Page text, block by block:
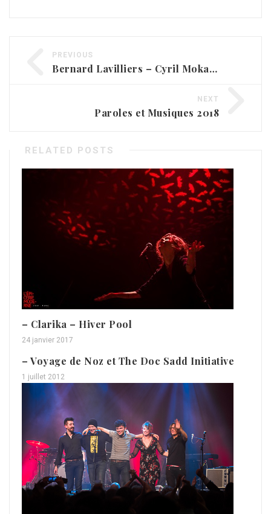
PREVIOUS
Bernard Lavilliers – Cyril Mokaiesh
NEXT
Paroles et Musiques 2018
RELATED POSTS
– Clarika – Hiver Pool
24 janvier 2017
– Voyage de Noz et The Doc Sadd Initiative
1 juillet 2012